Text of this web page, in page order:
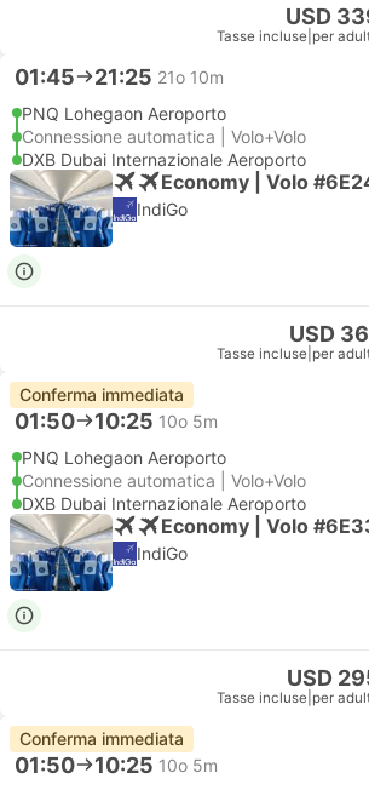
USD
Tasse incluse per
01:45 21:25 21o 10m
PNQ Lohegaon Aeroporto
Connessione automatica | Volo+Volo
DXB Dubai Internazionale Aeroporto
Economy | Volo
IndiGo
USD
Tasse incluse per
Conferma immediata
01:50 10:25 10o 5m
PNQ Lohegaon Aeroporto
Connessione automatica | Volo+Volo
DXB Dubai Internazionale Aeroporto
Economy | Volo
IndiGo
USD
Tasse incluse per
Conferma immediata
01:50 10:25 10o 5m